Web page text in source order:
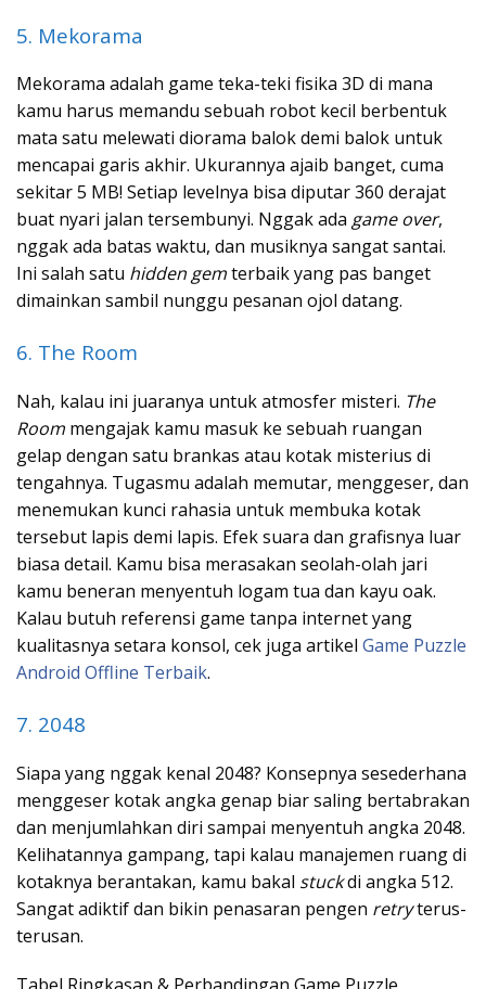
5. Mekorama
Mekorama adalah game teka-teki fisika 3D di mana
kamu harus memandu sebuah robot kecil berbentuk
mata satu melewati diorama balok demi balok untuk
mencapai garis akhir. Ukurannya ajaib banget, cuma
sekitar 5 MB! Setiap levelnya bisa diputar 360 derajat
buat nyari jalan tersembunyi. Nggak ada game over,
nggak ada batas waktu, dan musiknya sangat santai.
Ini salah satu hidden gemterbaik yang pas banget
dimainkan sambil nunggu pesanan ojol datang.
6. The Room
Nah, kalau ini juaranya untuk atmosfer misteri. The
Room mengajak kamu masuk ke sebuah ruangan
gelap dengan satu brankas atau kotak misterius di
tengahnya. Tugasmu adalah memutar, menggeser, dan
menemukan kunci rahasia untuk membuka kotak
tersebut lapis demi lapis. Efek suara dan grafisnya luar
biasa detail. Kamu bisa merasakan seolah-olah jari
kamu beneran menyentuh logam tua dan kayu oak.
Kalau butuh referensi game tanpa internet yang
kualitasnya setara konsol, cek juga artikel Game Puzzle
Android Offline Terbaik.
7. 2048
Siapa yang nggak kenal 2048? Konsepnya sesederhana
menggeser kotak angka genap biar saling bertabrakan
dan menjumlahkan diri sampai menyentuh angka 2048.
Kelihatannya gampang, tapi kalau manajemen ruang di
kotaknya berantakan, kamu bakal stuckdi angka 512.
Sangat adiktif dan bikin penasaran pengen retryterus-
terusan.